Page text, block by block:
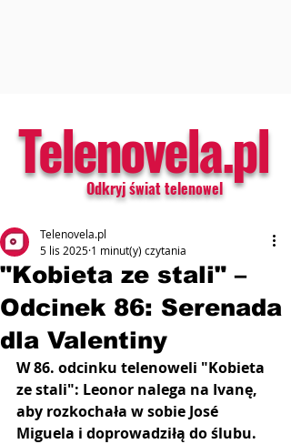
Telenovela.pl
Odkryj świat telenowel
"Kobieta ze stali" –
Odcinek 86: Serenada
dla Valentiny
Telenovela.pl
5 lis 2025 1 minut(y) czytania
W 86. odcinku telenoweli "Kobieta
ze stali": Leonor nalega na Ivanę,
aby rozkochała w sobie José
Miguela i doprowadziłą do ślubu.